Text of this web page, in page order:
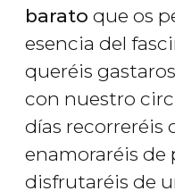
barato que os
esencia del
queréis
con nuestro
días recorreréis
enamoraréis de
disfrutaréis de